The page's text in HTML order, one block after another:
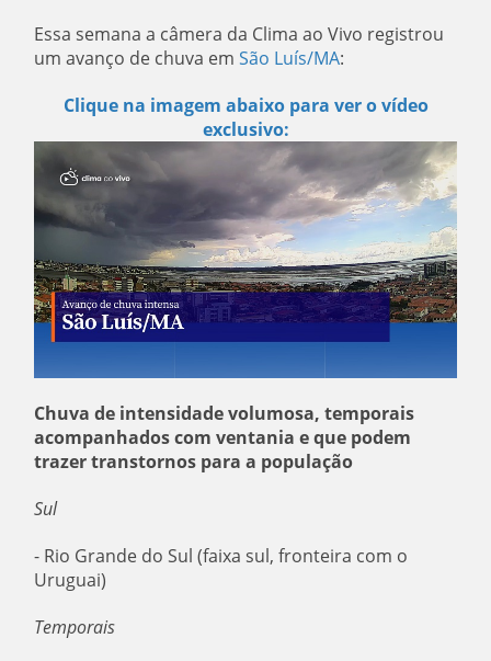
Essa semana a câmera da Clima ao Vivo registrou
um avanço de chuva emSão Luís/MA:
Clique na imagem abaixo para ver o vídeo
exclusivo:
Chuva de intensidade volumosa, temporais
acompanhados com ventania e que podem
trazer transtornos para a população
Sul
- Rio Grande do Sul (faixa sul, fronteira com o
Uruguai)
Temporais